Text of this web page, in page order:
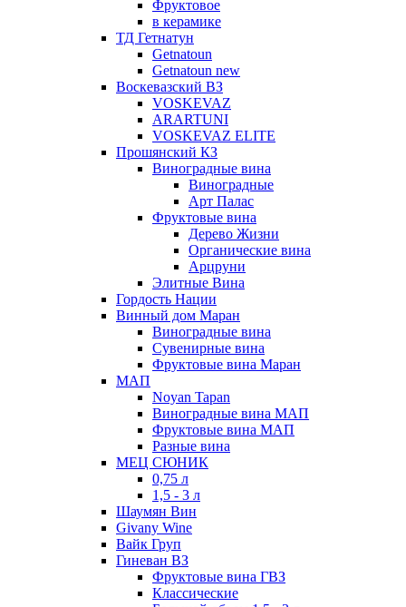
Фруктовое
в керамике
ТД Гетнатун
Getnatoun
Getnatoun new
Воскевазский ВЗ
VOSKEVAZ
ARARTUNI
VOSKEVAZ ELITE
Прошянский КЗ
Виноградные вина
Виноградные
Арт Палас
Фруктовые вина
Дерево Жизни
Органические вина
Арцруни
Элитные Вина
Гордость Нации
Винный дом Маран
Виноградные вина
Сувенирные вина
Фруктовые вина Маран
МАП
Noyan Tapan
Виноградные вина МАП
Фруктовые вина МАП
Разные вина
МЕЦ СЮНИК
0,75 л
1,5 - 3 л
Шаумян Вин
Givany Wine
Вайк Груп
Гиневан ВЗ
Фруктовые вина ГВЗ
Классические